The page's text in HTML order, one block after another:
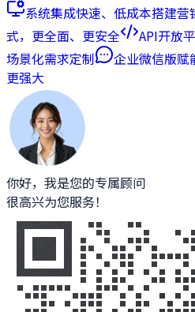
系统集成快速、低成本搭建营
式，更全面、更安全
API开放
场景化需求定制
企业微信版赋
更强大
你好，我是您的专属顾问
很高兴为您服务！